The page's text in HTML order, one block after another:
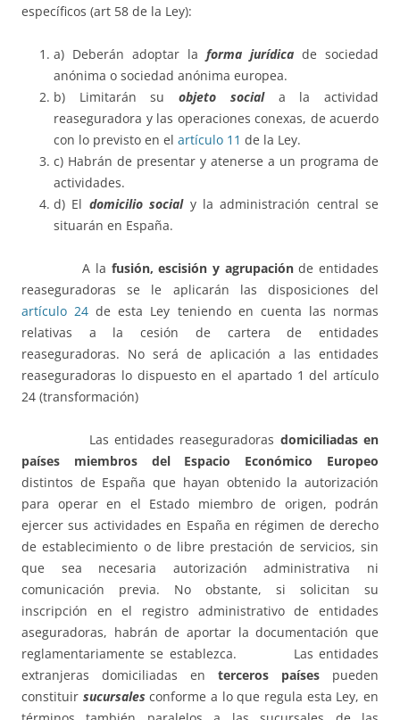
específicos (art 58 de la Ley):
a) Deberán adoptar la forma jurídica de sociedad
anónima o sociedad anónima europea.
b) Limitarán suobjeto sociala la actividad
reaseguradora y las operaciones conexas, de acuerdo
con lo previsto en el artículo 11 de la Ley.
c) Habrán de presentar y atenerse a un programa de
actividades.
d) El domicilio socialy la administración central se
situarán en España.
A la fusión, escisión y agrupaciónde entidades
reaseguradoras se le aplicarán las disposiciones del
artículo 24 de esta Ley teniendo en cuenta las normas
relativas a la cesión de cartera de entidades
reaseguradoras. No será de aplicación a las entidades
reaseguradoras lo dispuesto en el apartado 1 del artículo
24 (transformación)
Las entidades reaseguradoras domiciliadas en
países miembros del Espacio Económico Europeo
distintos de España que hayan obtenido la autorización
para operar en el Estado miembro de origen, podrán
ejercer sus actividades en España en régimen de derecho
de establecimiento o de libre prestación de servicios, sin
que sea necesaria autorización administrativa ni
comunicación previa. No obstante, si solicitan su
inscripción en el registro administrativo de entidades
aseguradoras, habrán de aportar la documentación que
reglamentariamente se establezca. Las entidades
extranjeras domiciliadas en terceros países pueden
constituir sucursales conforme a lo que regula esta Ley, en